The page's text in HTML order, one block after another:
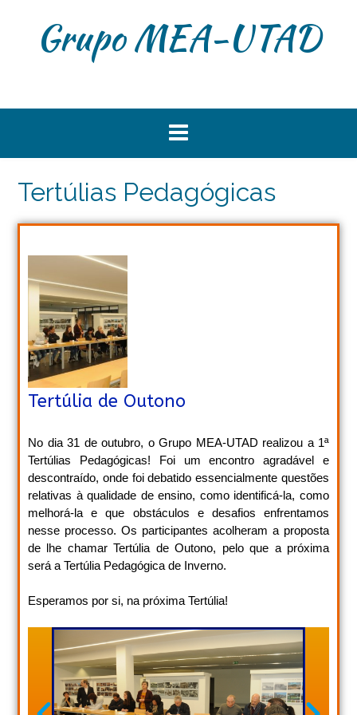
Grupo MEA-UTAD
Tertúlias Pedagógicas
Tertúlia de Outono
No dia 31 de outubro, o Grupo MEA-UTAD realizou a 1ª
Tertúlias Pedagógicas! Foi um encontro agradável e
descontraído, onde foi debatido essencialmente questões
relativas à qualidade de ensino, como identificá-la, como
melhorá-la e que obstáculos e desafios enfrentamos
nesse processo. Os participantes acolheram a proposta
de lhe chamar Tertúlia de Outono, pelo que a próxima
será a Tertúlia Pedagógica de Inverno.
Esperamos por si, na próxima Tertúlia!